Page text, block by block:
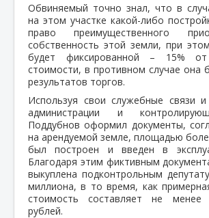
Обвиняемый точно знал, что в
на этом участке какой-либо
право преимущественного
собственность этой земли, при
будет фиксированной – 15% от
стоимости, в противном случае она
результатов торгов.
Используя свои служебные связи
администрации и
Поддубнов оформил документы,
на арендуемой земле, площадью
был построен и введен в
Благодаря этим фиктивным
выкуплена подконтрольным
миллиона, в то время, как
стоимость составляет не
рублей.